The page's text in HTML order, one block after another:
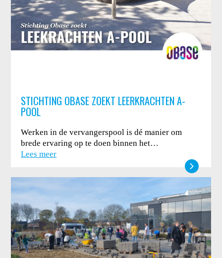
STICHTING OBASE ZOEKT LEERKRACHTEN A-
POOL
Werken in de vervangerspool is dé manier om
brede ervaring op te doen binnen het…
Lees meer